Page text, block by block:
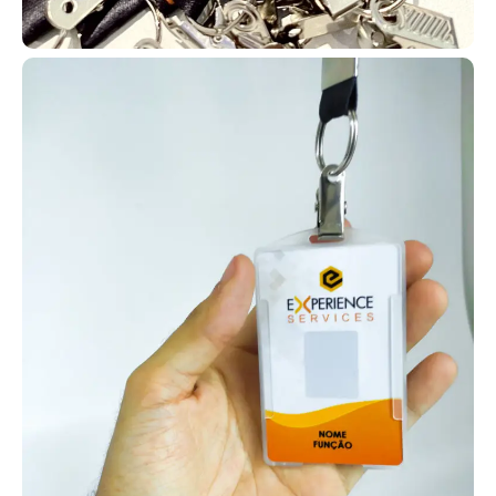
exclusiva.
Os cordões para crachá personalizados unem organização,
segurança e marketing. Eles suportam crachás e cartões RFID,
mantêm identificação sempre visível e ainda fortalecem a marca
com impressão de logotipo e cores institucionais. São duráveis,
confortáveis e ideais para padronização de equipes.